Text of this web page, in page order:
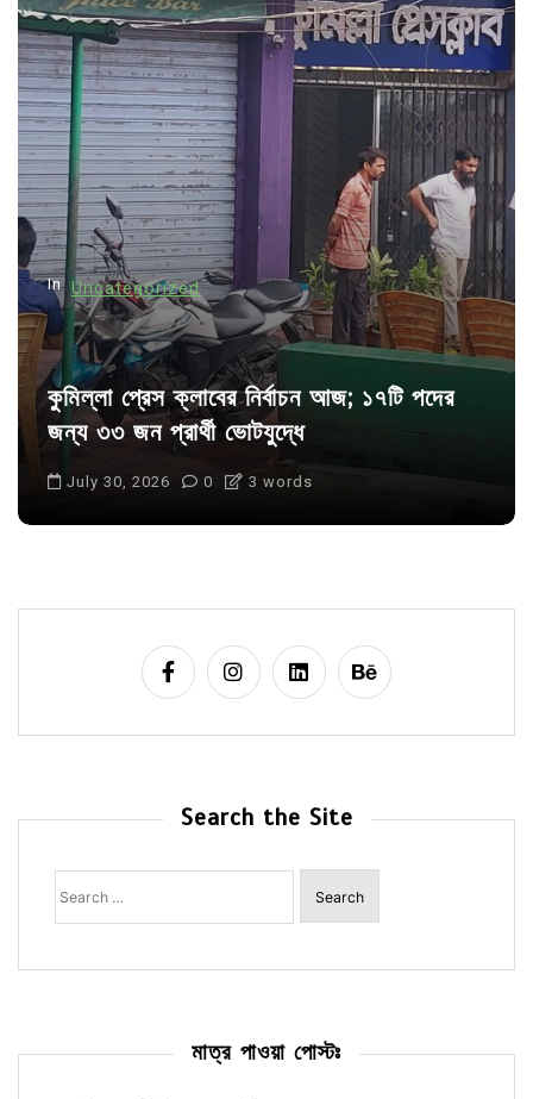
i
g
a
t
i
o
n
In Uncategorized
কুমিল্লা প্রেস ক্লাবের নির্বাচন আজ; ১৭টি পদের
জন্য ৩৩ জন প্রার্থী ভোটযুদ্ধে
July 30, 2026 0 3 words
Search the Site
Search
for:
মাত্র পাওয়া পোস্টঃ